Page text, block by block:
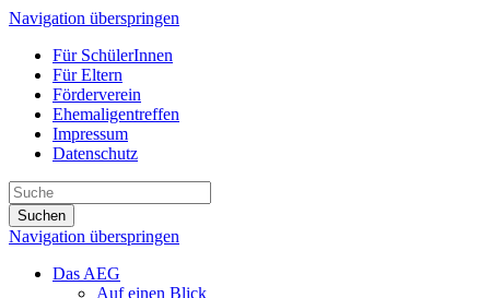
Navigation überspringen
Für SchülerInnen
Für Eltern
Förderverein
Ehemaligentreffen
Impressum
Datenschutz
Suchen
Navigation überspringen
Das AEG
Auf einen Blick